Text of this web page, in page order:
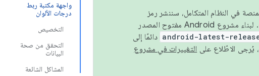
واجهة مكتبة ربط
درجات الألوان
التخصيص
التحقق من صحة
البيانات
المشاكل الشائعة
المنصة في النظام المتكامل، سننشر رمز
المصدر في مشروع Android مفتوح المصدر (AOSP) في الربعَين الثاني والرابع. لبناء مشروع Android مفتوح المصدر
android-latest- دائمًا إلى
التغييرات في مشروع